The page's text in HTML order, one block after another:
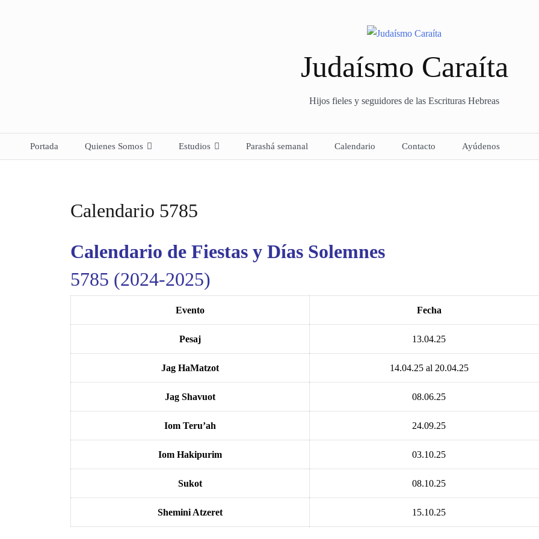
Judaísmo Caraíta
Hijos fieles y seguidores de las Escrituras Hebreas
Portada Quienes Somos
Conversión
Formulario – Proceso de curso –
Estudios
Descarga
Parashá semanal Calendario Contacto Ayúdenos
Calendario 5785
Calendario de Fiestas y Días Solemnes
5785 (2024-2025)
Evento Fecha
Pesaj 13.04.25
Jag HaMatzot 14.04.25 al 20.04.25
Jag Shavuot 08.06.25
Iom Teru’ah 24.09.25
Iom Hakipurim 03.10.25
Sukot 08.10.25
Shemini Atzeret 15.10.25